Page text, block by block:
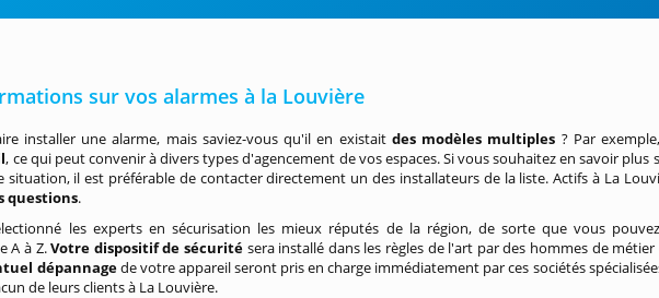
sur vos alarmes à la Louvière
installer une alarme, mais saviez-vous qu'il en existait des modèles multiples ? Par
, ce qui peut convenir à divers types d'agencement de vos espaces. Si vous souhaitez en savoir plus
situation, il est préférable de contacter directement un des installateurs de la liste. Actifs à La
questions.
les experts en sécurisation les mieux réputés de la région, de sorte que vous
A à Z.Votre dispositif de sécurité sera installé dans les règles de l'art par des hommes de
dépannagede votre appareil seront pris en charge immédiatement par ces sociétés
de leurs clients à La Louvière.